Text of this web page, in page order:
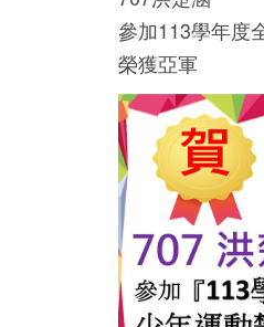
參加113學年度
榮獲亞軍